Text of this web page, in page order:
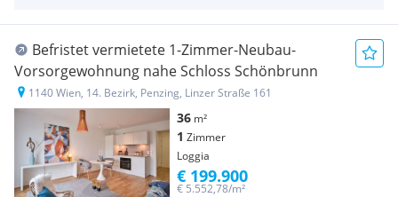
Befristet vermietete 1-Zimmer-Neubau-
Vorsorgewohnung nahe Schloss Schönbrunn
1140 Wien, 14. Bezirk, Penzing, Linzer Straße 161
36 m²
1 Zimmer
Loggia
€ 5.552,78/m²
€ 199.900